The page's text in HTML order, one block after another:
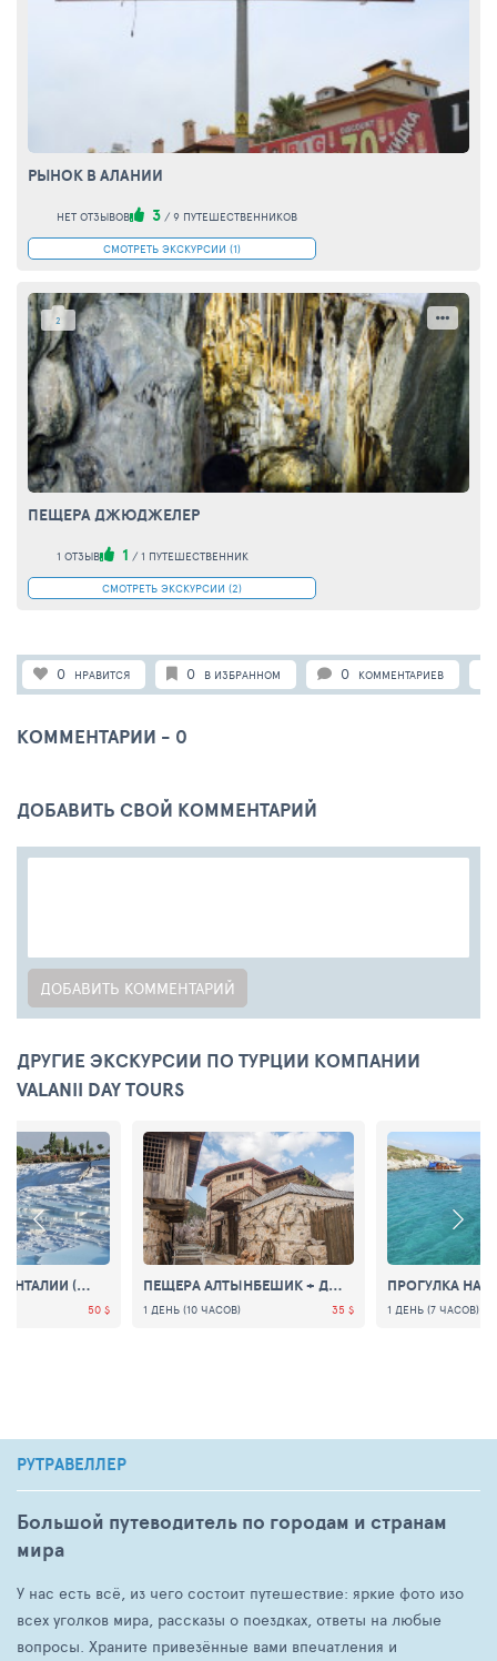
РЫНОК В АЛАНИИ
НЕТ ОТЗЫВОВ 3 / 9 ПУТЕШЕСТВЕННИКОВ
СМОТРЕТЬ ЭКСКУРСИИ (1)
2
ПЕЩЕРА ДЖЮДЖЕЛЕР
1 ОТЗЫВ 1 / 1 ПУТЕШЕСТВЕННИК
СМОТРЕТЬ ЭКСКУРСИИ (2)
0 НРАВИТСЯ 0 В ИЗБРАННОМ 0 КОММЕНТАРИЕВ
КОММЕНТАРИИ - 0
ДОБАВИТЬ СВОЙ КОММЕНТАРИЙ
ДОБАВИТЬ КОММЕНТАРИЙ
ДРУГИЕ ЭКСКУРСИИ ПО ТУРЦИИ КОМПАНИИ
VALANII DAY TOURS
ПАМУККАЛЕ ИЗ АНТАЛИИ (ВСЕ ВКЛЮЧЕНО)
50 $
ПЕЩЕРА АЛТЫНБЕШИК + ДЕРЕВНЯ ОРМАНА : ЭКСКУРСИЯ ИЗ СИДЕ
1 ДЕНЬ (10 ЧАСОВ) 35 $ 1 ДЕНЬ (7 ЧАСОВ)
РУТРАВЕЛЛЕР
Большой путеводитель по городам и странам
мира
У нас есть всё, из чего состоит путешествие: яркие фото изо
всех уголков мира, рассказы о поездках, ответы на любые
вопросы. Храните привезённые вами впечатления и